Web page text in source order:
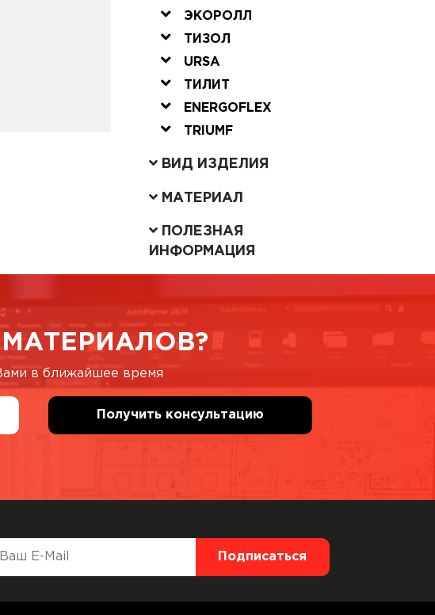
ЭКОРОЛЛ
ТИЗОЛ
URSA
ТИЛИТ
ENERGOFLEX
TRIUMF
ВИД ИЗДЕЛИЯ
МАТЕРИАЛ
ПОЛЕЗНАЯ
ИНФОРМАЦИЯ
в ближайшее время